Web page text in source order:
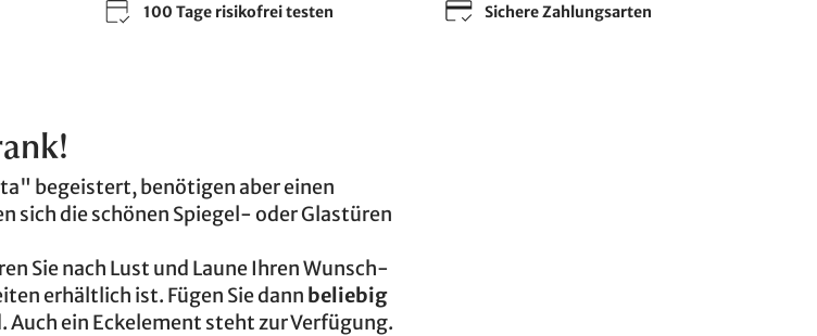
100 Tage risikofrei testen Sichere Zahlungsarten
begeistert, benötigen aber einen
sich die schönen Spiegel- oder Glastüren
Sie nach Lust und Laune Ihren Wunsch-
erhältlich ist. Fügen Sie dann beliebig
ein Eckelement steht zur Verfügung.